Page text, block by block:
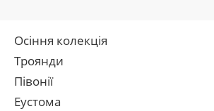
Осіння колекція
Троянди
Півонії
Еустома